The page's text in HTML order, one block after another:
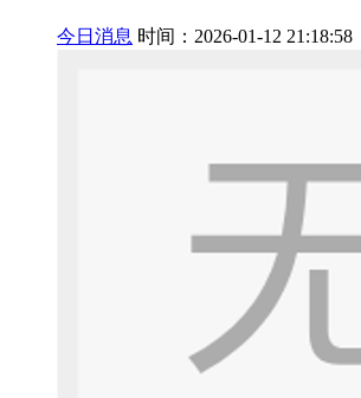
今日消息 时间：2026-01-12 21:18:58